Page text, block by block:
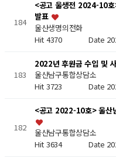
184
<공고 울생전 2024-10호
발표
울산생명의전화
Hit 4370 Date
183
2022년 후원금 수입 및
울산남구통합상담소
Hit 3723 Date
182
<공고 2022-10호> 울산
울산남구통합상담소
Hit 3634 Date